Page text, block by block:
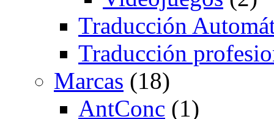
Traducción
Traducción
Marcas (18)
AntConc (1)